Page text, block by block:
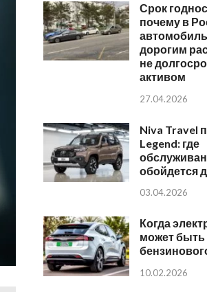
Срок
почему в
дорогим
не
активом
27.04.2026
Niva Travel
Legend: где
обойдется
03.04.2026
Когда
может
10.02.2026